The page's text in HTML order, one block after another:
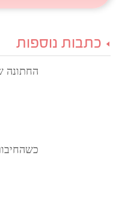
כתבות נוספות
החתונה